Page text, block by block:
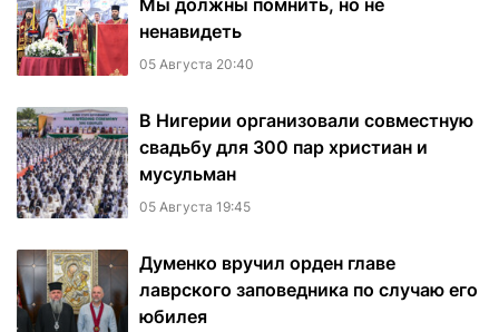
Мы должны помнить, но не
ненавидеть
05 Августа 20:40
В Нигерии организовали совместную
свадьбу для 300 пар христиан и
мусульман
05 Августа 19:45
Думенко вручил орден главе
лаврского заповедника по случаю его
юбилея